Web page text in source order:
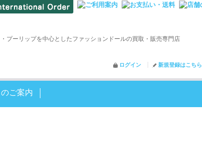
プーリップを中心としたファッションドールの買取・販売専門店
ログイン 新規登録はこちら
ご案内